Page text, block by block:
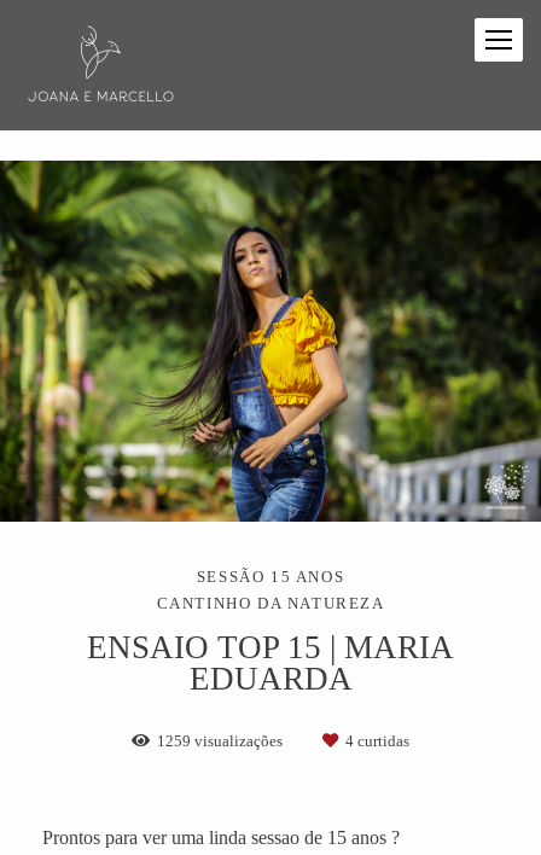
SESSÃO 15 ANOS
CANTINHO DA NATUREZA
ENSAIO TOP 15 | MARIA
EDUARDA
1259 visualizações 4 curtidas
Prontos para ver uma linda sessao de 15 anos ?